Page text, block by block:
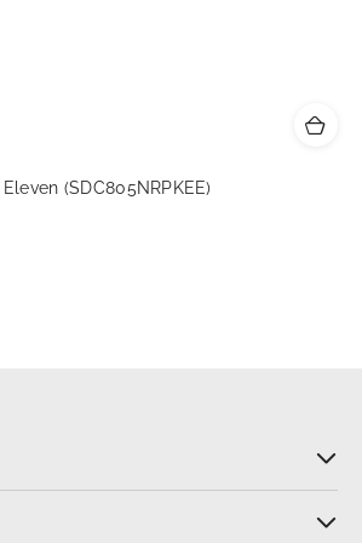
(SDC805NRPKEE)